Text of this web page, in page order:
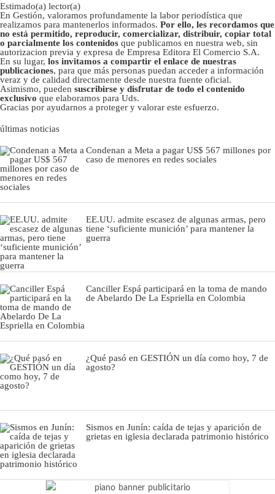
Estimado(a) lector(a)
En Gestión, valoramos profundamente la labor periodística que
realizamos para mantenerlos informados. Por ello, les recordamos que
no está permitido, reproducir, comercializar, distribuir, copiar total
o parcialmente los contenidos que publicamos en nuestra web, sin
autorizacion previa y expresa de Empresa Editora El Comercio S.A.
En su lugar, los invitamos a compartir el enlace de nuestras
publicaciones, para que más personas puedan acceder a información
veraz y de calidad directamente desde nuestra fuente oficial.
Asimismo, pueden suscribirse y disfrutar de todo el contenido
exclusivo que elaboramos para Uds.
Gracias por ayudarnos a proteger y valorar este esfuerzo.
últimas noticias
Condenan a Meta a pagar US$ 567 millones por
caso de menores en redes sociales
EE.UU. admite escasez de algunas armas, pero
tiene ‘suficiente munición’ para mantener la
guerra
Canciller Espá participará en la toma de mando
de Abelardo De La Espriella en Colombia
¿Qué pasó en GESTIÓN un día como hoy, 7 de
agosto?
Sismos en Junín: caída de tejas y aparición de
grietas en iglesia declarada patrimonio histórico